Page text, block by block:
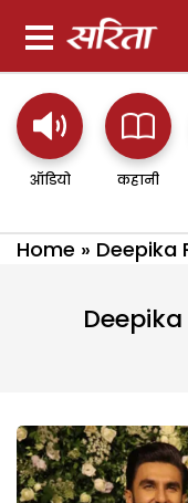
ऑडियो कहानी
Home » Deepika